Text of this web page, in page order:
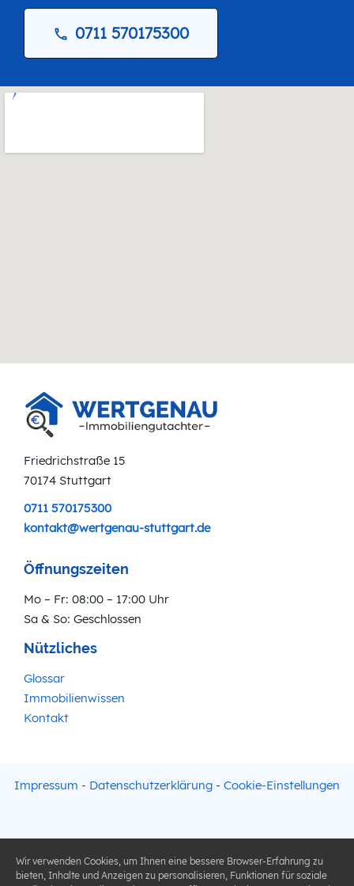
0711 570175300
Friedrichstraße 15
70174 Stuttgart
0711 570175300
kontakt@wertgenau-stuttgart.de
Öffnungszeiten
Mo – Fr: 08:00 – 17:00 Uhr
Sa & So: Geschlossen
Nützliches
Glossar
Immobilienwissen
Kontakt
Impressum - Datenschutzerklärung - Cookie-Einstellungen
Wir verwenden Cookies, um Ihnen eine bessere Browser-Erfahrung zu
bieten, Inhalte und Anzeigen zu personalisieren, Funktionen für soziale